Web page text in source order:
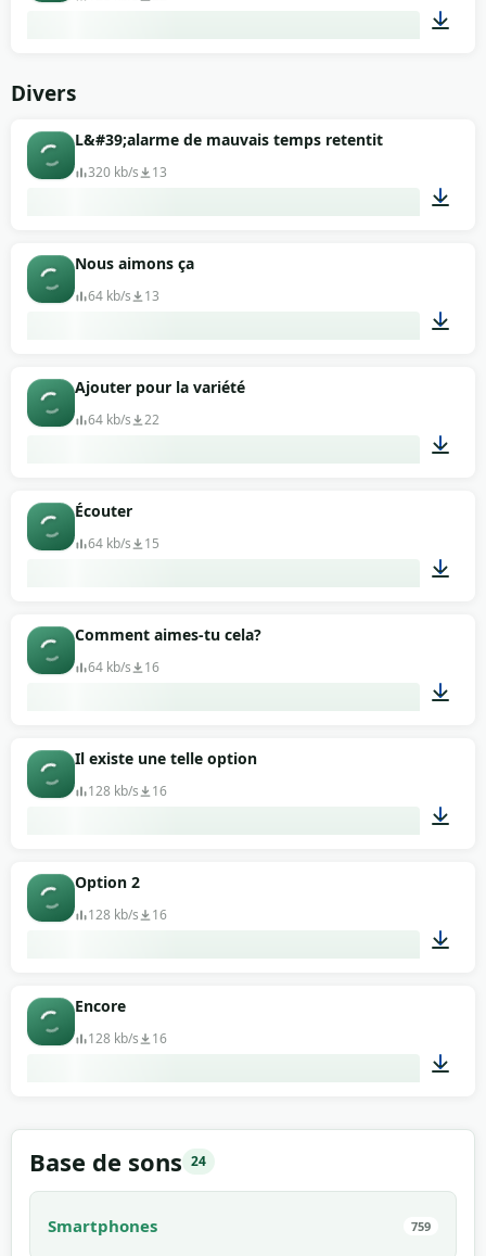
Divers
L&#39;alarme de mauvais temps retentit
320 kb/s 13
Nous aimons ça
64 kb/s 13
Ajouter pour la variété
64 kb/s 22
Écouter
64 kb/s 15
Comment aimes-tu cela?
64 kb/s 16
Il existe une telle option
128 kb/s 16
Option 2
128 kb/s 16
Encore
128 kb/s 16
Base de sons 24
Smartphones 759